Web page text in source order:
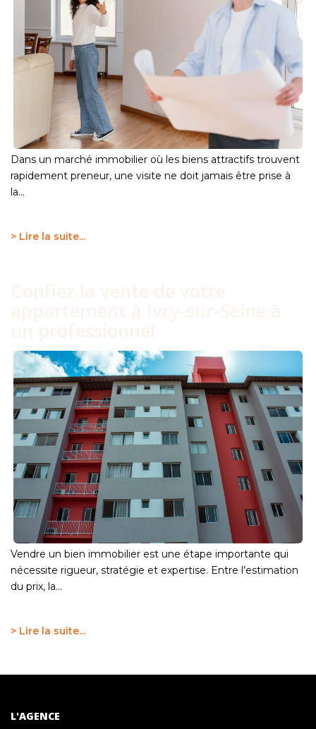
Dans un marché immobilier où les biens attractifs trouvent
rapidement preneur, une visite ne doit jamais être prise à
la...
> Lire la suite...
Vendre un bien immobilier est une étape importante qui
nécessite rigueur, stratégie et expertise. Entre l’estimation
du prix, la...
> Lire la suite...
L'AGENCE